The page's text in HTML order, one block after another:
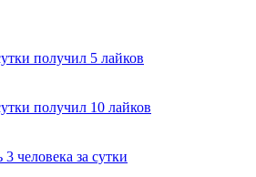
получил 5 лайков
получил 10 лайков
человека за сутки